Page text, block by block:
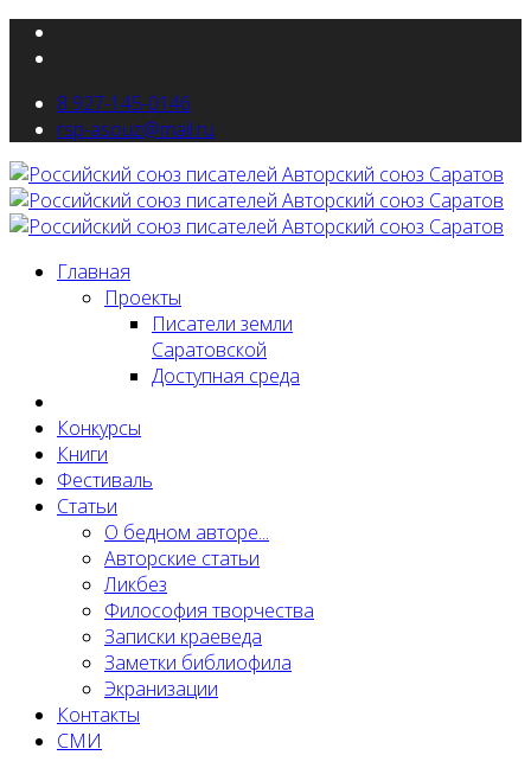
8 927-145-0146
rsp-asouz@mail.ru
Главная
Проекты
Писатели земли
Саратовской
Доступная среда
Конкурсы
Книги
Фестиваль
Статьи
О бедном авторе...
Авторские статьи
Ликбез
Философия творчества
Записки краеведа
Заметки библиофила
Экранизации
Контакты
СМИ